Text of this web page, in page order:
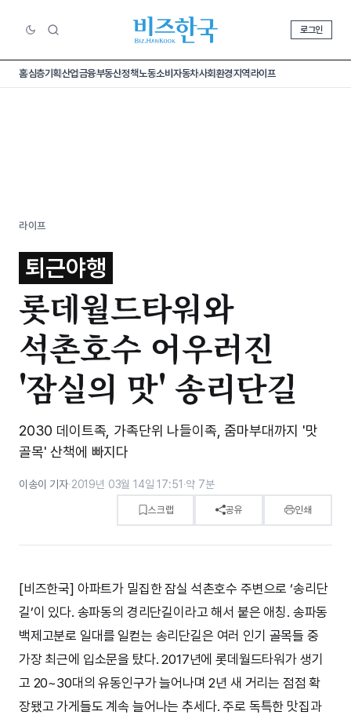
로그인
홈심층기획산업금융부동산정책노동소비 자동차사회환경지역라이프
라이프
퇴근야행
롯데월드타워와
석촌호수 어우러진
'잠실의 맛' 송리단길
2030 데이트족, 가족단위 나들이족, 줌마부대까지 '맛
골목' 산책에 빠지다
이송이 기자·2019년 03월 14일 17:51 ·약 7분
스크랩 공유 인쇄
[비즈한국] 아파트가 밀집한 잠실 석촌호수 주변으로 ‘송리단
길’이 있다. 송파동의 경리단길이라고 해서 붙은 애칭. 송파동
백제고분로 일대를 일컫는 송리단길은 여러 인기 골목들 중
가장 최근에 입소문을 탔다. 2017년에 롯데월드타워가 생기
고 20~30대의 유동인구가 늘어나며 2년 새 거리는 점점 확
장됐고 가게들도 계속 늘어나는 추세다. 주로 독특한 맛집과